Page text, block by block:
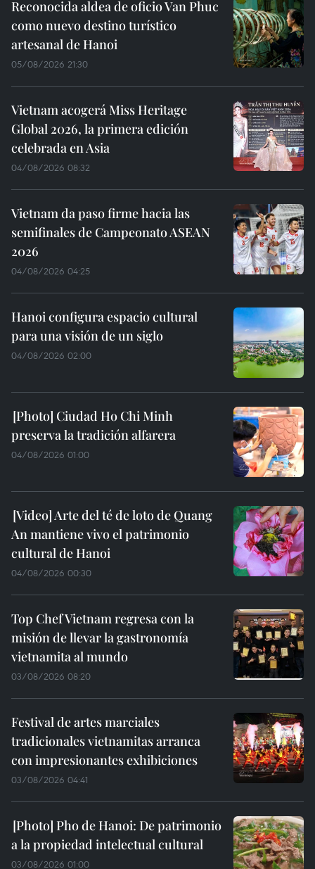
Reconocida aldea de oficio Van Phuc
como nuevo destino turístico
artesanal de Hanoi
05/08/2026 21:30
Vietnam acogerá Miss Heritage
Global 2026, la primera edición
celebrada en Asia
04/08/2026 08:32
Vietnam da paso firme hacia las
semifinales de Campeonato ASEAN
2026
04/08/2026 04:25
Hanoi configura espacio cultural
para una visión de un siglo
04/08/2026 02:00
Ciudad Ho Chi Minh
preserva la tradición alfarera
04/08/2026 01:00
Arte del té de loto de Quang
An mantiene vivo el patrimonio
cultural de Hanoi
04/08/2026 00:30
Top Chef Vietnam regresa con la
misión de llevar la gastronomía
vietnamita al mundo
03/08/2026 08:20
Festival de artes marciales
tradicionales vietnamitas arranca
con impresionantes exhibiciones
03/08/2026 04:41
Pho de Hanoi: De patrimonio
a la propiedad intelectual cultural
03/08/2026 01:00